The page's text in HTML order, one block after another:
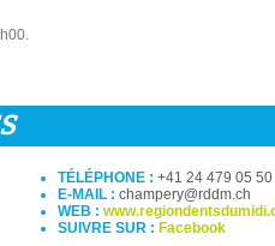
TÉLÉPHONE : +41 24 479 05 50
E-MAIL : champery@rddm.ch
WEB :
SUIVRE SUR : Facebook